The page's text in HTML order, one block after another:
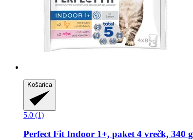
Košarica
5.0 (1)
Perfect Fit Indoor 1+, paket 4 vrečk, 340 g